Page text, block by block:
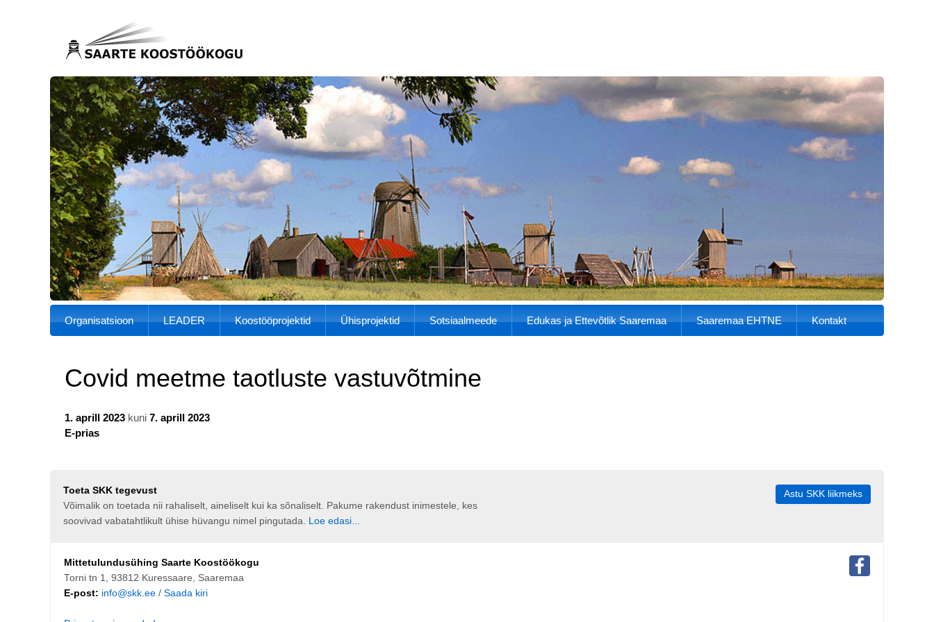
Organisatsioon LEADER Koostööprojektid Ühisprojektid Sotsiaalmeede Edukas ja Ettevõtlik Saaremaa Saaremaa EHTNE Kontakt
Covid meetme taotluste vastuvõtmine
1. aprill 2023 kuni 7. aprill 2023
E-prias
Toeta SKK tegevust
Võimalik on toetada nii rahaliselt, aineliselt kui ka sõnaliselt. Pakume rakendust inimestele, kes
soovivad vabatahtlikult ühise hüvangu nimel pingutada. Loe edasi...
Astu SKK liikmeks
Mittetulundusühing Saarte Koostöökogu
Torni tn 1, 93812 Kuressaare, Saaremaa
E-post: info@skk.ee/ Saada kiri